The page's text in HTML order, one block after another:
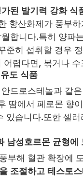
된 발기력 강화 식
항산화제가 풍부
합니다.특히 양파
준히 섭취할 경우
렵다면, 볶거나
도 식품
드로스테놀과 같은
땀에서 페로몬 향
있습니다.또한 셀
남성호르몬 균형에
부해 혈관 확장에
조절하고 테스토